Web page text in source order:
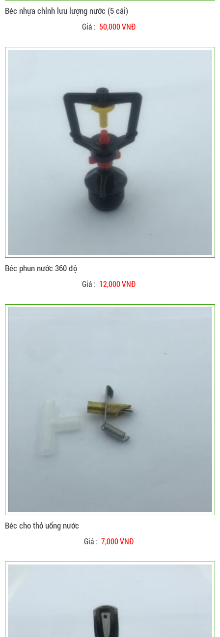
Béc nhựa chỉnh lưu lượng nước (5 cái)
Giá : 50,000 VNĐ
Béc phun nước 360 độ
Giá : 12,000 VNĐ
Béc cho thỏ uống nước
Giá : 7,000 VNĐ